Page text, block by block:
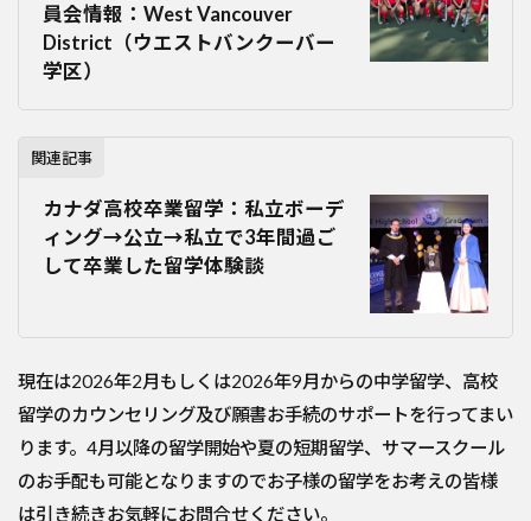
員会情報：West Vancouver
District（ウエストバンクーバー
学区）
関連記事
カナダ高校卒業留学：私立ボーデ
ィング→公立→私立で3年間過ご
して卒業した留学体験談
現在は2026年2月もしくは2026年9月からの中学留学、高校
留学のカウンセリング及び願書お手続のサポートを行ってまい
ります。4月以降の留学開始や夏の短期留学、サマースクール
のお手配も可能となりますのでお子様の留学をお考えの皆様
は引き続きお気軽にお問合せください。